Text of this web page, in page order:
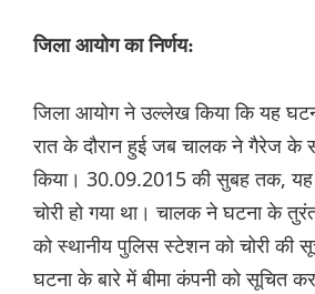
जिला आयोग का निर्णय:
जिला आयोग ने उल्लेख किया कि यह
रात के दौरान हुई जब चालक ने गैरेज के
किया। 30.09.2015 की सुबह तक, यह
चोरी हो गया था। चालक ने घटना के
को स्थानीय पुलिस स्टेशन को चोरी की
घटना के बारे में बीमा कंपनी को सूचित